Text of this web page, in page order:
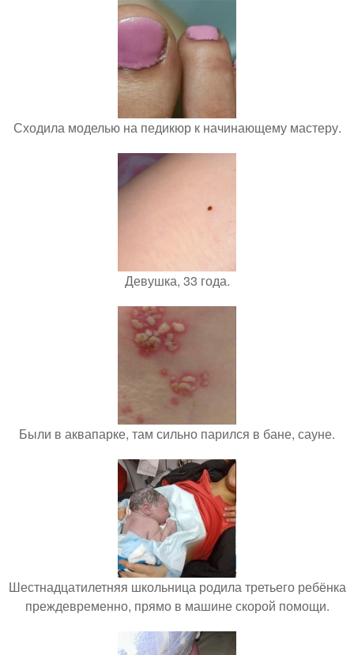
Сходила моделью на педикюр к начинающему мастеру.
Девушка, 33 года.
Были в аквапарке, там сильно парился в бане, сауне.
Шестнадцатилетняя школьница родила третьего ребёнка
преждевременно, прямо в машине скорой помощи.